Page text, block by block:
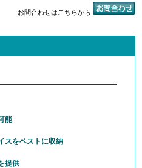
お問合わせはこちらから
能
スをベストに収納
提供